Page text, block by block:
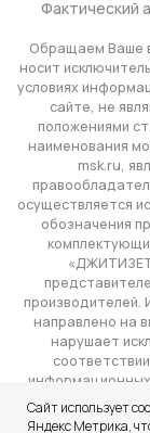
Сайт использует
Яндекс Метрика,